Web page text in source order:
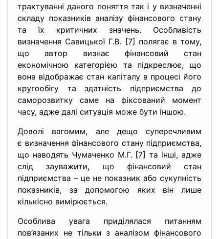
трактуванні даного поняття так і у визначенні
складу показників аналізу фінансового стану
та їх критичних значень. Особливість
визначення Савицької Г.В. [7] полягає в тому,
що автор визнає фінансовий стан
економічною категорією та підкреслює, що
вона відображає стан капіталу в процесі його
кругообігу та здатність підприємства до
саморозвитку саме на фіксований момент
часу, адже далі ситуація може бути іншою.
Доволі вагомим, але дещо суперечливим
є визначення фінансового стану підприємства,
що наводять Чумаченко М.Г. [7] та інші, адже
слід зауважити, що фінансовий стан
підприємства – це не показник або сукупність
показників, за допомогою яких він лише
кількісно вимірюється.
Особлива увага приділялася питанням
пов’язаних не тільки з аналізом фінансового